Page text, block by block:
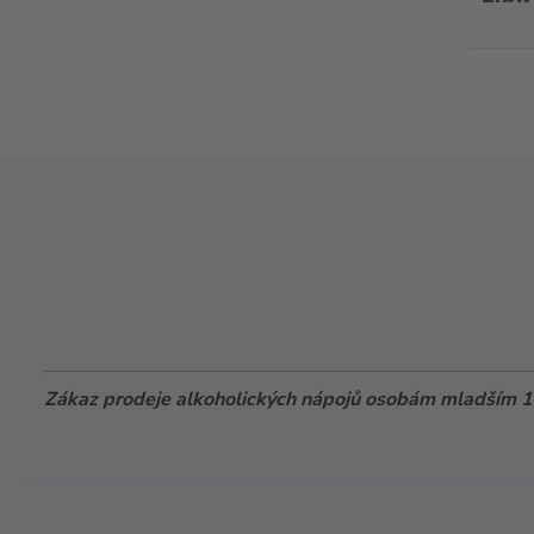
Zákaz prodeje alkoholických nápojů osobám mladším